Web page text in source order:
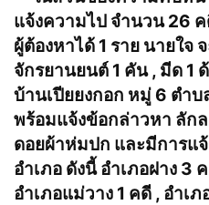
แจ้งความไป จำนวน 26
ผู้ต้องหาได้ 1 ราย นายใจ
จักรยานยนต์ 1 คัน , มีด 1
บ้านเปียยงกอก หมู่ 6 ตำบ
พร้อมแจ้งข้อกล่าวหา ลัก
ดอยผ้าห่มปก และมีการแ
อำเภอ ดังนี้ อำเภอฝาง 3
อำเภอแม่วาง 1 คดี , อำเ